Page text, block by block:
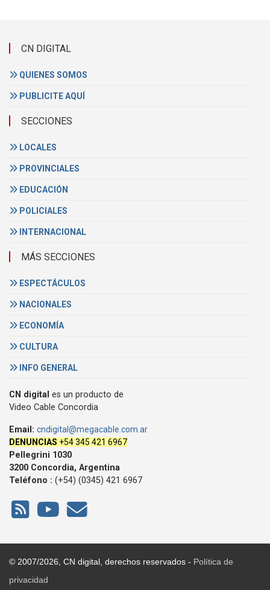
CN DIGITAL
QUIENES SOMOS
PUBLICITE AQUÍ
SECCIONES
LOCALES
PROVINCIALES
EDUCACIÓN
POLICIALES
INTERNACIONAL
MÁS SECCIONES
ESPECTÁCULOS
NACIONALES
ECONOMÍA
CULTURA
INFO GENERAL
CN digital es un producto de
Video Cable Concordia
Email: cndigital@megacable.com.ar
DENUNCIAS +54 345 421 6967
Pellegrini 1030
3200 Concordia, Argentina
Teléfono : (+54) (0345) 421 6967
© 2007/2026, CN digital, derechos reservados - Política de
privacidad